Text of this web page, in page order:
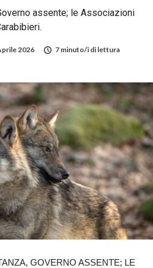
assente; le Associazioni
2026 7 minuto/i di lettura
GOVERNO ASSENTE; LE